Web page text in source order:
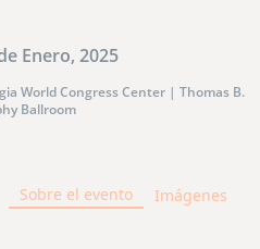
Enero, 2025
World Congress Center | Thomas B.
Ballroom
Sobre el evento Imágenes